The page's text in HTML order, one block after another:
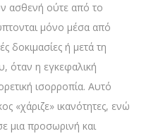
ασθενή ούτε από το
μόνο μέσα από
δοκιμασίες ή μετά τη
όταν η εγκεφαλική
ισορροπία. Αυτό
«χάριζε» ικανότητες, ενώ
μια προσωρινή και